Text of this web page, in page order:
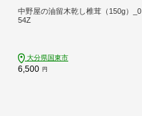
中野屋の油留木乾し椎茸（150g）_0
54Z
大分県国東市
6,500 円